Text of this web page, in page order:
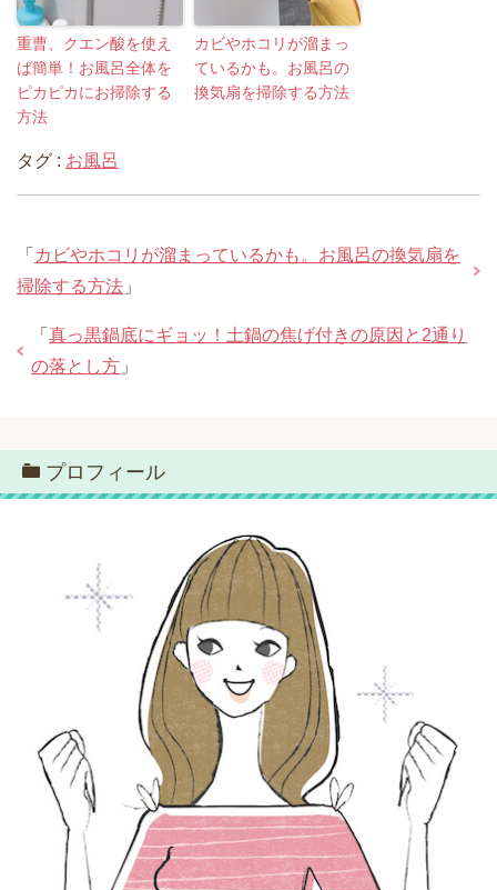
重曹、クエン酸を使え
ば簡単！お風呂全体を
ピカピカにお掃除する
方法
カビやホコリが溜まっ
ているかも。お風呂の
換気扇を掃除する方法
タグ : お風呂
「 カビやホコリが溜まっているかも。お風呂の換気扇を
掃除する方法 」
「 真っ黒鍋底にギョッ！土鍋の焦げ付きの原因と2通り
の落とし方 」
プロフィール